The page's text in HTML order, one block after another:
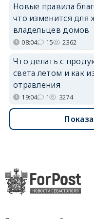
Новые правила
что изменится для
владельцев домов
08:04 15 2362
Что делать с
света летом и как
отравления
19:04 1 3274